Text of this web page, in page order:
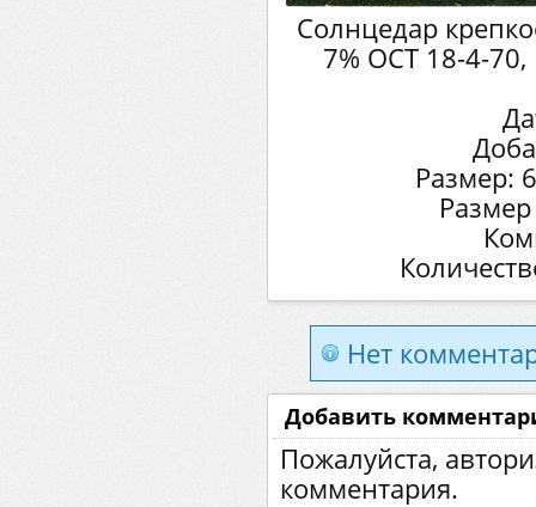
Солнцедар
7% ОСТ 18-4-
Размер:
Нет
Добавить
Пожалуйста,
комментария.